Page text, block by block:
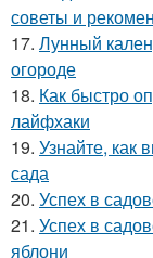
советы и
17. Лунный
огороде
18. Как быстро
лайфхаки
19. Узнайте, как
сада
20. Успех в
21. Успех в
яблони